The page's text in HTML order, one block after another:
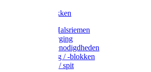
Varkensbakken
Halsters / Halsriemen
Hoefverzorging
Lammer benodigdheden
Ramdektuig / -blokken
Vastzetpen / spit